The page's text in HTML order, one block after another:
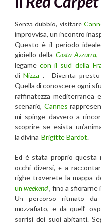
Senza dubbio, visitare
improvvisa, un incontro
Questo è il periodo
gioiello della Costa Azzurra,
legame con il sud della
diNizza . Diventa presto
Quella di conoscere ogni
raffinatezza mediterranea
scenario, Cannes
mi spinge davvero a
scoprire se esista
la divina Brigitte Bardot.
Ed è stata proprio questa
occhi diversi, e a
righe troverete la mappa
un weekend, fino a sfiorarne
Un percorso ritmato
mozzafiato, e da quell’
sorrisi dei suoi abitanti.